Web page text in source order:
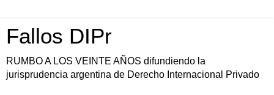
Fallos DIPr
RUMBO A LOS VEINTE AÑOS difundiendo la
jurisprudencia argentina de Derecho Internacional Privado